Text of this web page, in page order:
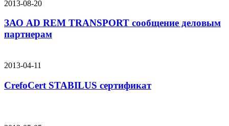
2013-08-20
ЗАО AD REM TRANSPORT сообщение деловым
партнерам
2013-04-11
CrefoCert STABILUS сертификат